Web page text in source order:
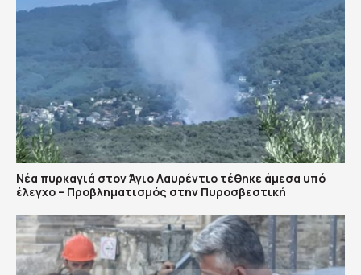
Νέα πυρκαγιά στον Άγιο Λαυρέντιο τέθηκε άμεσα υπό
έλεγχο – Προβληματισμός στην Πυροσβεστική